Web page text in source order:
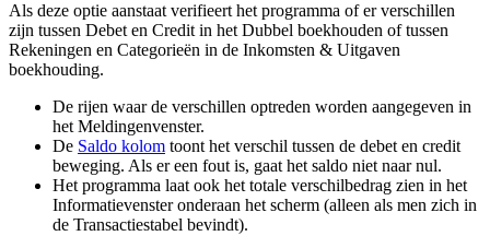
Als deze optie aanstaat verifieert het programma of er verschillen
zijn tussen Debet en Credit in het Dubbel boekhouden of tussen
Rekeningen en Categorieën in de Inkomsten & Uitgaven
boekhouding.
De rijen waar de verschillen optreden worden aangegeven in
het Meldingenvenster.
De Saldo kolom toont het verschil tussen de debet en credit
beweging. Als er een fout is, gaat het saldo niet naar nul.
Het programma laat ook het totale verschilbedrag zien in het
Informatievenster onderaan het scherm (alleen als men zich in
de Transactiestabel bevindt).